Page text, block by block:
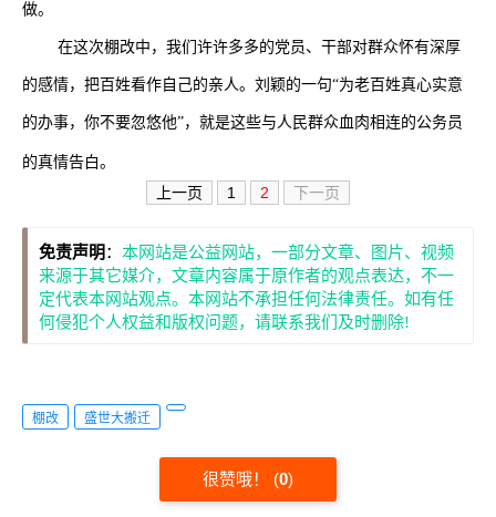
做。
在这次棚改中，我们许许多多的党员、干部对群众怀有深厚
的感情，把百姓看作自己的亲人。刘颖的一句“为老百姓真心实意
的办事，你不要忽悠他”，就是这些与人民群众血肉相连的公务员
的真情告白。
上一页 1 2 下一页
免责声明 ： 本网站是公益网站，一部分文章、图片、视频
来源于其它媒介，文章内容属于原作者的观点表达，不一
定代表本网站观点。本网站不承担任何法律责任。如有任
何侵犯个人权益和版权问题，请联系我们及时删除!
棚改 盛世大搬迁
很赞哦！ (0)